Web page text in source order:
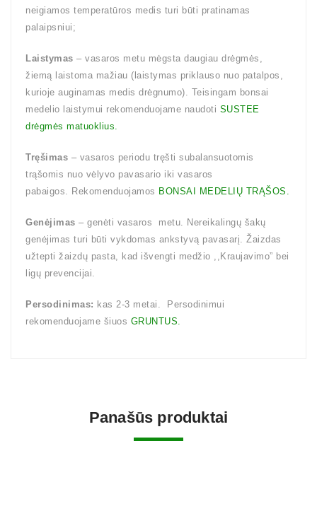
neigiamos temperatūros medis turi būti pratinamas
palaipsniui;
Laistymas – vasaros metu mėgsta daugiau drėgmės,
žiemą laistoma mažiau (laistymas priklauso nuo patalpos,
kurioje auginamas medis drėgnumo). Teisingam bonsai
medelio laistymui rekomenduojame naudoti SUSTEE
drėgmės matuoklius.
Tręšimas – vasaros periodu tręšti subalansuotomis
trąšomis nuo vėlyvo pavasario iki vasaros
pabaigos. Rekomenduojamos BONSAI MEDELIŲ TRĄŠOS.
Genėjimas – genėti vasaros metu. Nereikalingų šakų
genėjimas turi būti vykdomas ankstyvą pavasarį. Žaizdas
užtepti žaizdų pasta, kad išvengti medžio ,,Kraujavimo” bei
ligų prevencijai.
Persodinimas: kas 2-3 metai. Persodinimui
rekomenduojame šiuos GRUNTUS.
Panašūs produktai